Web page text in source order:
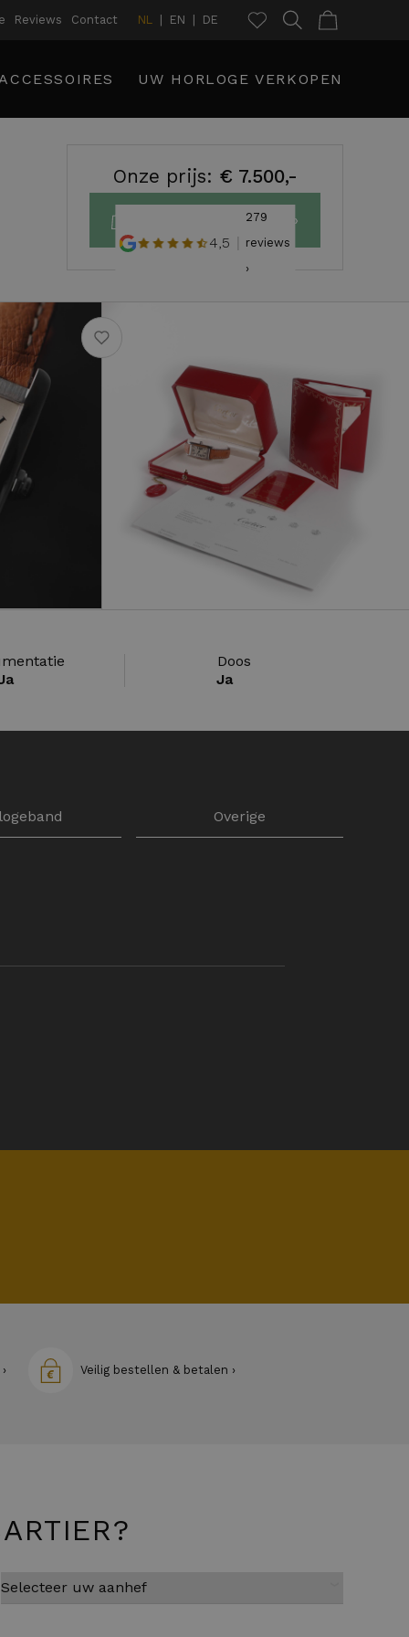
Reviews Contact NL EN DE
ACCESSOIRES UW HORLOGE VERKOPEN
Onze prijs: € 7.500,-
Plaats in winkelmand ›
4,5
279
reviews
›
Doos
Ja
Overige
Veilig bestellen & betalen ›